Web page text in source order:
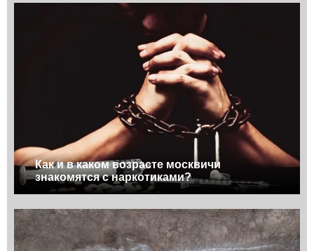
Как и в каком возрасте москвичи
знакомятся с наркотиками?